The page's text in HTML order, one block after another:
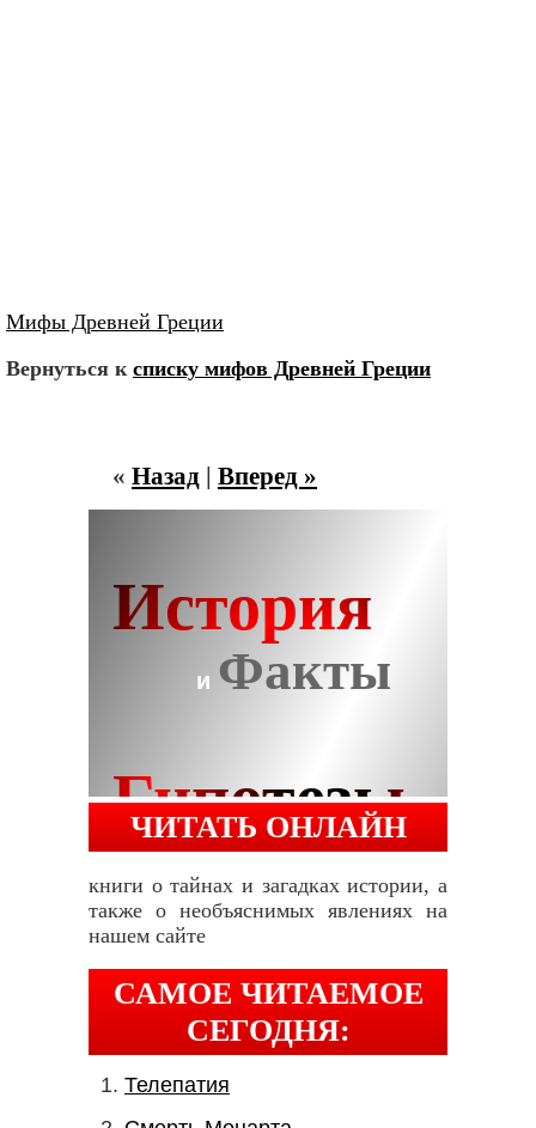
Мифы Древней Греции
Вернуться к списку мифов Древней Греции
« Назад | Вперед »
ЧИТАТЬ ОНЛАЙН
книги о тайнах и загадках истории, а
также о необъяснимых явлениях на
нашем сайте
САМОЕ ЧИТАЕМОЕ
СЕГОДНЯ:
Телепатия